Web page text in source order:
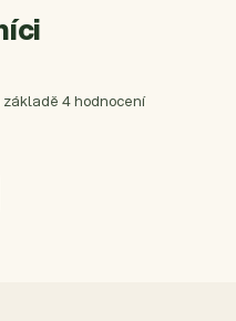
základě 4 hodnocení
je 5,0 z 5 hvězdiček.